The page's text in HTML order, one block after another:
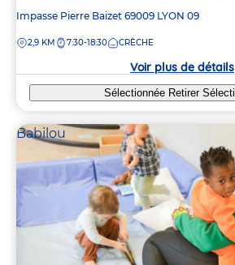
Adresse
la
Impasse Pierre Baizet 69009 LYON 09
DISTANCE
2,9 KM 7:30-18:30 CRÈCHE
Voir plus de détails
Sélectionnée Retirer
Babilou